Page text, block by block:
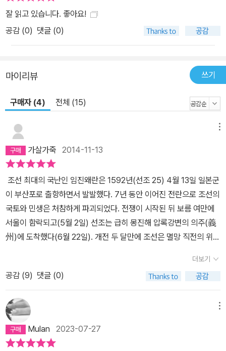
잘 읽고 있습니다. 좋아요!
공감 (0) 댓글 (0)
마이리뷰 쓰기
구매자 (4) 전체 (15)
가살가죽 2014-11-13
조선 최대의 국난인 임진왜란은 1592년(선조 25) 4월 13일 일본군
이 부산포로 출항하면서 발발했다. 7년 동안 이어진 전란으로 조선의
국토와 민생은 처참하게 파괴되었다. 전쟁이 시작된 뒤 보름 여만에
서울이 함락되고(5월 2일) 선조는 급히 몽진해 압록강변의 의주(義
州)에 도착했다(6월 22일). 개전 두 달만에 조선은 멸망 직전의 위기
일 옥포(玉浦)해전부터 계유년(1598) 11월 18일 노량(露梁)해전
까지 20여 회의 전투를 치러 모두 승리했다. 그 승전들은 그야말로
패색이 짙은 전황을 뒤바꾼 결정적인 계기였다. 그는 왜란이 일어난 1
년 뒤인 1593년 8월 삼도수군통제사로 승진해 해군을 통솔하면서
공격과 방어, 집중과 분산의 작전을 치밀하고 효과적으로 수행했다.
나라는 전란에 휩싸였고 그는 국운을 책임진 해군의 수장으로서 엄청
더보기
공감 (9) 댓글 (0)
Mulan 2023-07-27